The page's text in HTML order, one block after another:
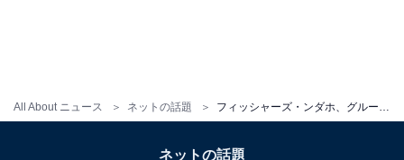
All About ニュース ネットの話題
ネットの話題